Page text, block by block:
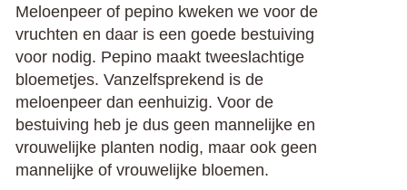
Meloenpeer of pepino kweken we voor de
vruchten en daar is een goede bestuiving
voor nodig. Pepino maakt tweeslachtige
bloemetjes. Vanzelfsprekend is de
meloenpeer dan eenhuizig. Voor de
bestuiving heb je dus geen mannelijke en
vrouwelijke planten nodig, maar ook geen
mannelijke of vrouwelijke bloemen.